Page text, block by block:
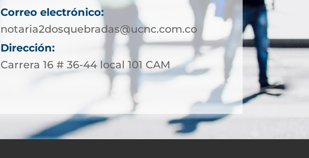
Correo electrónico:
notaria2dosquebradas@ucnc.com.co
Dirección:
Carrera 16 # 36-44 local 101 CAM